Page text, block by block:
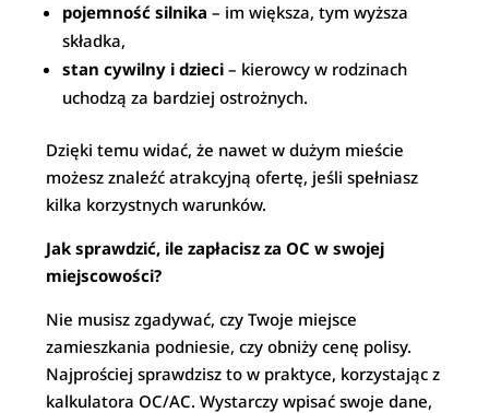
pojemność silnika – im większa, tym wyższa
składka,
stan cywilny i dzieci – kierowcy w rodzinach
uchodzą za bardziej ostrożnych.
Dzięki temu widać, że nawet w dużym mieście
możesz znaleźć atrakcyjną ofertę, jeśli spełniasz
kilka korzystnych warunków.
Jak sprawdzić, ile zapłacisz za OC w swojej
miejscowości?
Nie musisz zgadywać, czy Twoje miejsce
zamieszkania podniesie, czy obniży cenę polisy.
Najprościej sprawdzisz to w praktyce, korzystając z
kalkulatora OC/AC. Wystarczy wpisać swoje dane,